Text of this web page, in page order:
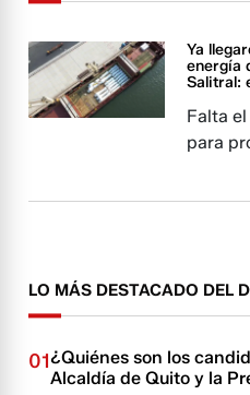
Ya
energía
Salitral:
Falta
para
LO MÁS DESTACADO DEL
01¿Quiénes son los
Alcaldía de Quito y la